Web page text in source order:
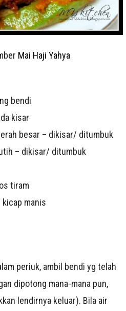
Mai Haji Yahya
bendi
kisar
besar – dikisar/ ditumbuk
– dikisar/ ditumbuk
tiram
manis
periuk, ambil bendi yg telah
dipotong mana-mana pun,
lendirnya keluar). Bila air